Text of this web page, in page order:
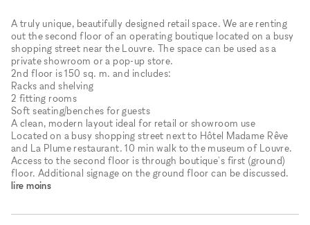
A truly unique, beautifully designed retail space. We are renting
out the second floor of an operating boutique located on a busy
shopping street near the Louvre. The space can be used as a
private showroom or a pop-up store.
2nd floor is 150 sq. m. and includes:
Racks and shelving
2 fitting rooms
Soft seating/benches for guests
A clean, modern layout ideal for retail or showroom use
Located on a busy shopping street next to Hôtel Madame Rêve
and La Plume restaurant. 10 min walk to the museum of Louvre.
Access to the second floor is through boutique's first (ground)
floor. Additional signage on the ground floor can be discussed.
lire moins